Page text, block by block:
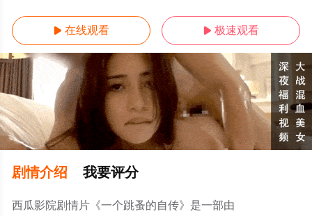
 在线观看  极速观看
剧情介绍 我要评分
西瓜影院剧情片《一个跳蚤的自传》是一部由